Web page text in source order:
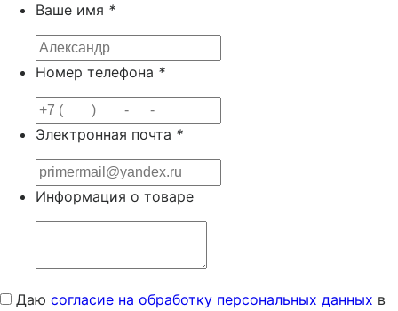
Ваше имя *
Номер телефона *
Электронная почта *
Информация о товаре
Даю согласие на обработку персональных данных в